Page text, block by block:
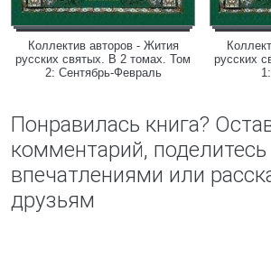
Коллектив авторов - Жития
русских святых. В 2 томах. Том
2: Сентябрь-Февраль
русских
Понравилась книга?
комментарий, поделитесь
впечатлениями или
друзьям